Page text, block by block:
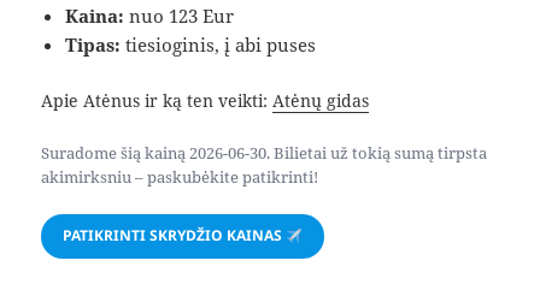
Kaina: nuo 123 Eur
Tipas: tiesioginis, į abi puses
Apie Atėnus ir ką ten veikti: Atėnų gidas
Suradome šią kainą 2026-06-30. Bilietai už tokią sumą tirpsta
akimirksniu – paskubėkite patikrinti!
PATIKRINTI SKRYDŽIO KAINAS